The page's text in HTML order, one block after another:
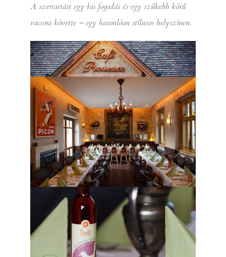
A szertartást egy kis fogadás és egy szűkebb körű
vacsora követte – egy hasonlóan stílusos helyszínen.